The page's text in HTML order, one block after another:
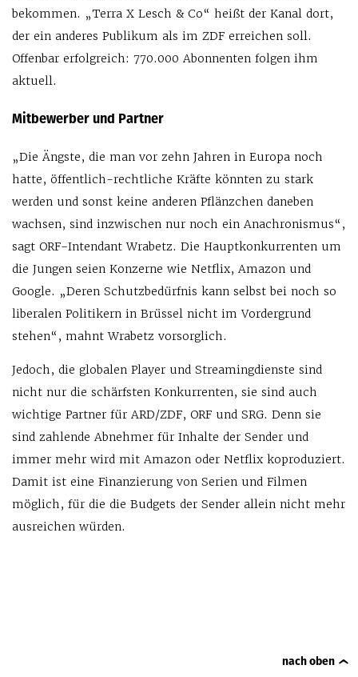
bekommen. „Terra X Lesch & Co“ heißt der Kanal dort,
der ein anderes Publikum als im ZDF erreichen soll.
Offenbar erfolgreich: 770.000 Abonnenten folgen ihm
aktuell.
Mitbewerber und Partner
„Die Ängste, die man vor zehn Jahren in Europa noch
hatte, öffentlich-rechtliche Kräfte könnten zu stark
werden und sonst keine anderen Pflänzchen daneben
wachsen, sind inzwischen nur noch ein Anachronismus“,
sagt ORF-Intendant Wrabetz. Die Hauptkonkurrenten um
die Jungen seien Konzerne wie Netflix, Amazon und
Google. „Deren Schutzbedürfnis kann selbst bei noch so
liberalen Politikern in Brüssel nicht im Vordergrund
stehen“, mahnt Wrabetz vorsorglich.
Jedoch, die globalen Player und Streamingdienste sind
nicht nur die schärfsten Konkurrenten, sie sind auch
wichtige Partner für ARD/ZDF, ORF und SRG. Denn sie
sind zahlende Abnehmer für Inhalte der Sender und
immer mehr wird mit Amazon oder Netflix koproduziert.
Damit ist eine Finanzierung von Serien und Filmen
möglich, für die die Budgets der Sender allein nicht mehr
ausreichen würden.
nach oben